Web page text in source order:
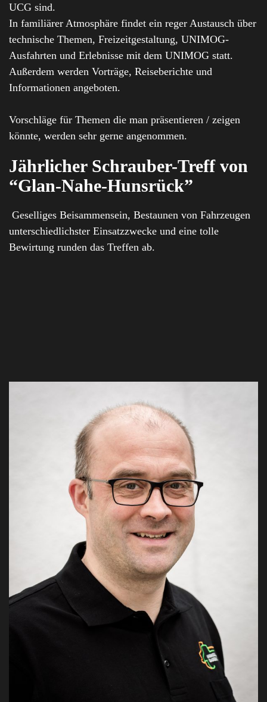
UCG sind.
In familiärer Atmosphäre findet ein reger Austausch über
technische Themen, Freizeitgestaltung, UNIMOG-
Ausfahrten und Erlebnisse mit dem UNIMOG statt.
Außerdem werden Vorträge, Reiseberichte und
Informationen angeboten.
Vorschläge für Themen die man präsentieren / zeigen
könnte, werden sehr gerne angenommen.
Jährlicher Schrauber-Treff von
“Glan-Nahe-Hunsrück”
Geselliges Beisammensein, Bestaunen von Fahrzeugen
unterschiedlichster Einsatzzwecke und eine tolle
Bewirtung runden das Treffen ab.